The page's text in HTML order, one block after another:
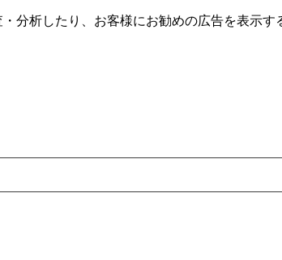
分析したり、お客様にお勧めの広告を表⽰す